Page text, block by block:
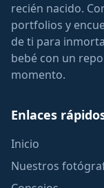
recién nacido.
portfolios y
de ti para
bebé con un
momento.
Enlaces
Inicio
Nuestros